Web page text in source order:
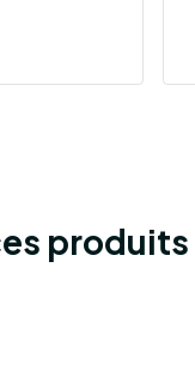
produits